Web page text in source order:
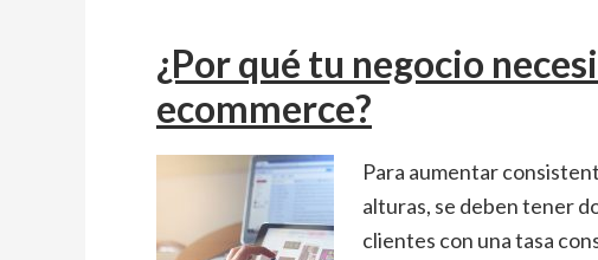
¿Por qué tu negocio
ecommerce?
Para aumentar
alturas, se deben tener
clientes con una tasa